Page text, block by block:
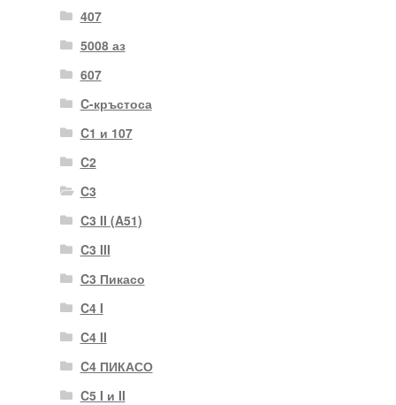
407
5008 аз
607
C-кръстоса
C1 и 107
C2
C3
C3 II (A51)
C3 III
C3 Пикасо
C4 I
C4 II
C4 ПИКАСО
C5 I и II